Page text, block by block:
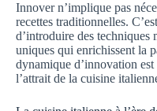
Innover n’implique pas
recettes traditionnelles.
d’introduire des techniques
uniques qui enrichissent la
dynamique d’innovation
l’attrait de la cuisine